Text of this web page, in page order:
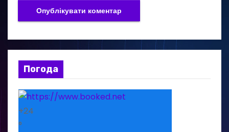
Погода
+24
°